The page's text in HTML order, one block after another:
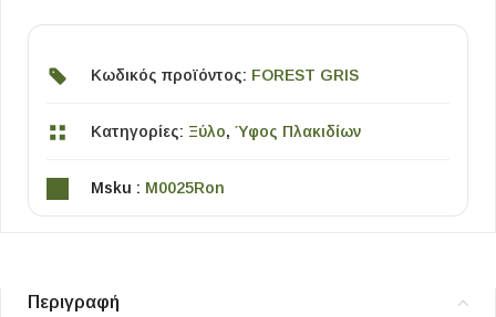
Κωδικός προϊόντος: FOREST GRIS
Κατηγορίες: Ξύλο, Ύφος Πλακιδίων
Msku : M0025Ron
Περιγραφή